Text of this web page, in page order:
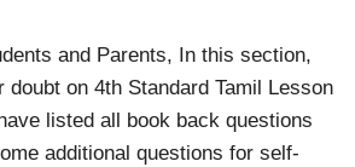
and Parents, In this section,
on 4th Standard Tamil Lesson
listed all book back questions
additional questions for self-